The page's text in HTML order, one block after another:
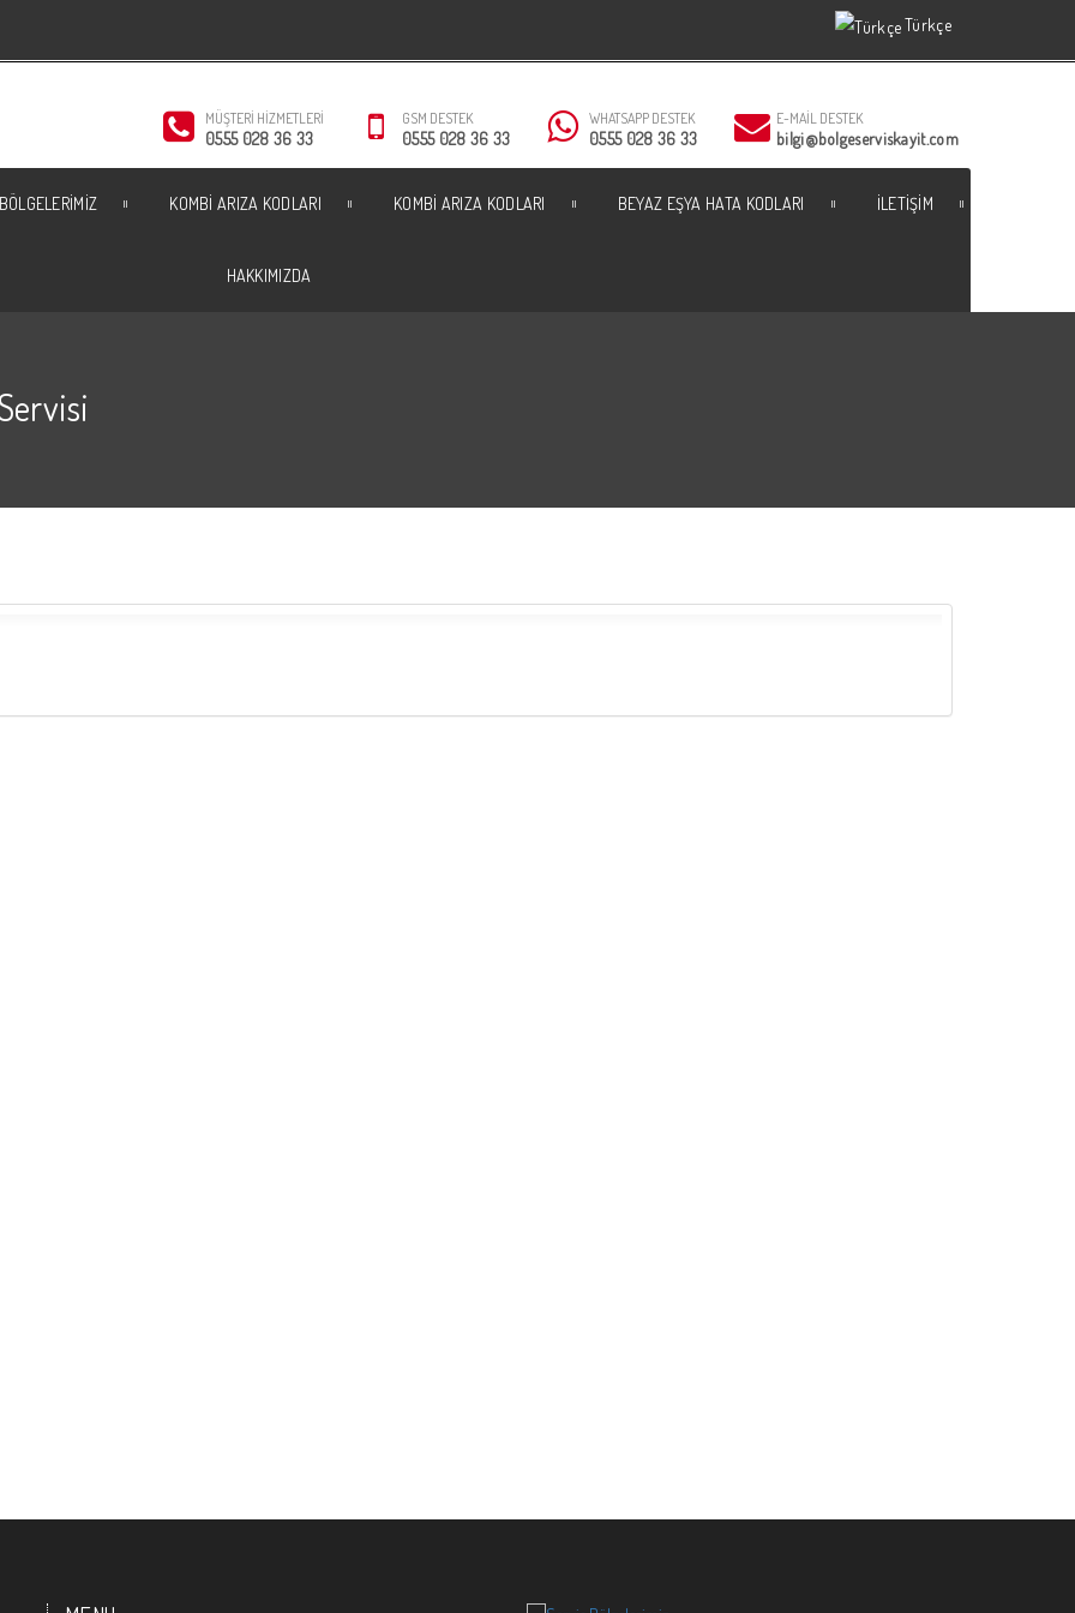
Türkçe
MÜŞTERI HIZMETLERI
0555 028 36 33
GSM DESTEK
0555 028 36 33
WHATSAPP DESTEK
0555 028 36 33
E-MAIL DESTEK
bilgi@bolgeserviskayit.com
KOMBI ARIZA KODLARI KOMBI ARIZA KODLARI BEYAZ EŞYA HATA KODLARI İLETIŞIM
HAKKIMIZDA
Türkçe